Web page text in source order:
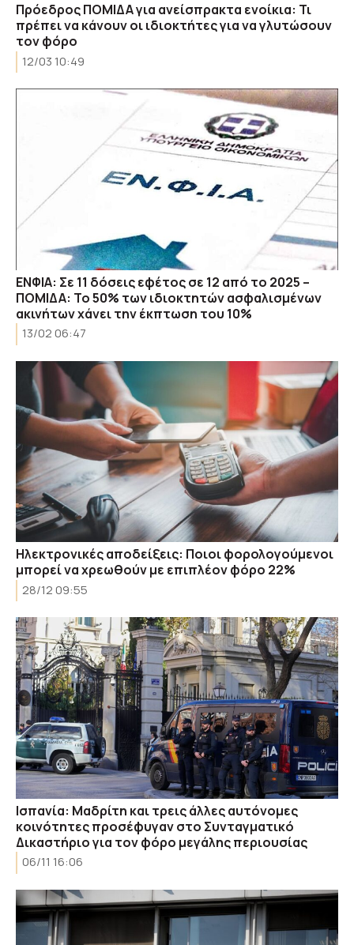
Πρόεδρος ΠΟΜΙΔΑ για ανείσπρακτα ενοίκια: Τι
πρέπει να κάνουν οι ιδιοκτήτες για να γλυτώσουν
τον φόρο
12/03 10:49
ΕΝΦΙΑ: Σε 11 δόσεις εφέτος σε 12 από το 2025 –
ΠΟΜΙΔΑ: Το 50% των ιδιοκτητών ασφαλισμένων
ακινήτων χάνει την έκπτωση του 10%
13/02 06:47
Ηλεκτρονικές αποδείξεις: Ποιοι φορολογούμενοι
μπορεί να χρεωθούν με επιπλέον φόρο 22%
28/12 09:55
Ισπανία: Μαδρίτη και τρεις άλλες αυτόνομες
κοινότητες προσέφυγαν στο Συνταγματικό
Δικαστήριο για τον φόρο μεγάλης περιουσίας
06/11 16:06